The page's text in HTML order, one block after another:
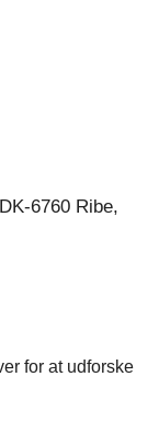
6760 Ribe,
for at udforske